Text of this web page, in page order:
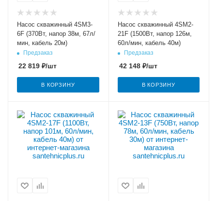
Насос скважинный 4SM3-
6F (370Вт, напор 38м, 67л/
мин, кабель 20м)
Предзаказ
22 819 ₽/шт
В КОРЗИНУ
Насос скважинный 4SM2-
21F (1500Вт, напор 126м,
60л/мин, кабель 40м)
Предзаказ
42 148₽/шт
В КОРЗИНУ